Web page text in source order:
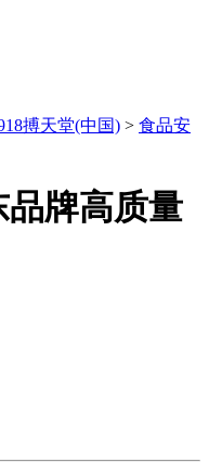
搏天堂(中国) > 食品安
牌高质量